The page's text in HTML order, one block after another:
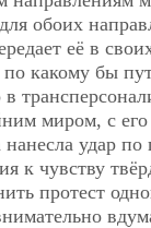
обоих
её в
какому бы
миром, с
удар
к чувству
протест